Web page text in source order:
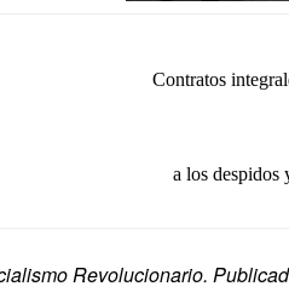
Contratos
a los despidos
Revolucionario.